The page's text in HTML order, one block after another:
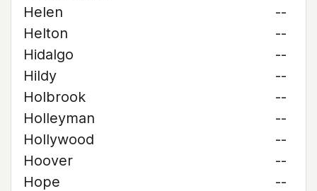
Helen
--
Helton
--
Hidalgo
--
Hildy
--
Holbrook
--
Holleyman
--
Hollywood
--
Hoover
--
Hope
--